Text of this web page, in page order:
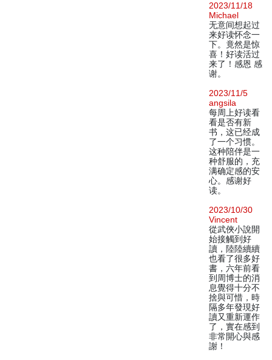
2023/11/18
Michael
无意间想起过
来好读怀念一
下。竟然是惊
喜！好读活过
来了！感恩 感
谢。
2023/11/5
angsila
每周上好读看
看是否有新
书，这已经成
了一个习惯。
这种陪伴是一
种舒服的，充
满确定感的安
心。感谢好
读。
2023/10/30
Vincent
從武俠小說開
始接觸到好
讀，陸陸續續
也看了很多好
書，六年前看
到周博士的消
息覺得十分不
捨與可惜，時
隔多年發現好
讀又重新運作
了，實在感到
非常開心與感
謝！